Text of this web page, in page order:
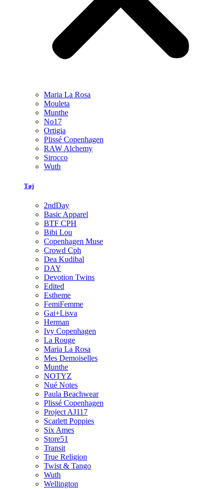
Maria La Rosa
Mouleta
Munthe
No17
Ortigia
Plissé Copenhagen
RAW Alchemy
Sirocco
Wuth
Tøj
2ndDay
Basic Apparel
BTF CPH
Bibi Lou
Copenhagen Muse
Crowd Cph
Dea Kudibal
DAY
Devotion Twins
Edited
Estheme
FemiFemme
Gai+Lisva
Herman
Ivy Copenhagen
La Rouge
Maria La Rosa
Mes Demoiselles
Munthe
NOTYZ
Nué Notes
Paula Beachwear
Plissé Copenhagen
Project AJ117
Scarlett Poppies
Six Ames
Store51
Transit
True Religion
Twist & Tango
Wuth
Wellington